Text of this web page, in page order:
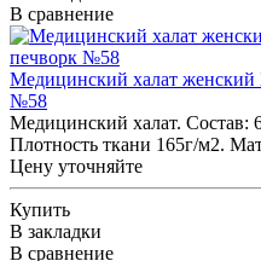
В сравнение
Медицинский халат женский
№58
Медицинский халат. Состав:
Плотность ткани 165г/м2.
Цену уточняйте
Купить
В закладки
В сравнение